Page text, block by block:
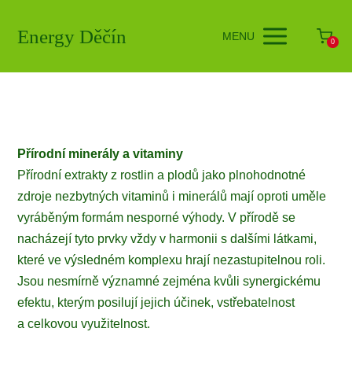
Energy Děčín MENU 0
Přírodní minerály a vitaminy
Přírodní extrakty z rostlin a plodů jako plnohodnotné
zdroje nezbytných vitaminů i minerálů mají oproti uměle
vyráběným formám nesporné výhody. V přírodě se
nacházejí tyto prvky vždy v harmonii s dalšími látkami,
které ve výsledném komplexu hrají nezastupitelnou roli.
Jsou nesmírně významné zejména kvůli synergickému
efektu, kterým posilují jejich účinek, vstřebatelnost
a celkovou využitelnost.